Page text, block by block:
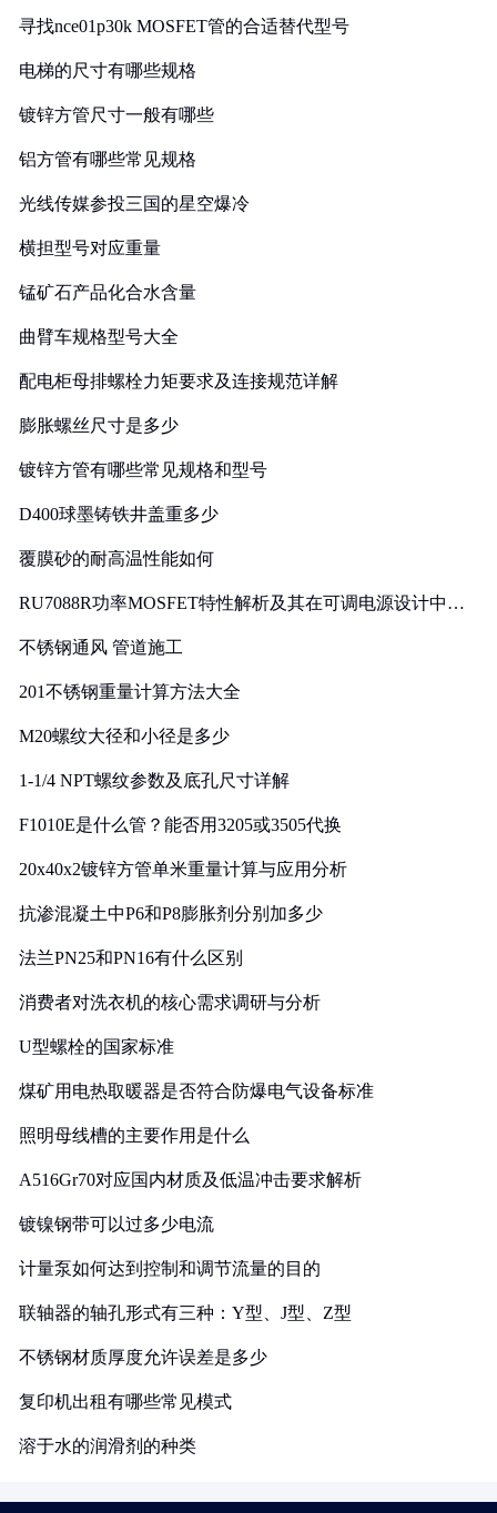
寻找nce01p30k MOSFET管的合适替代型号
电梯的尺寸有哪些规格
镀锌方管尺寸一般有哪些
铝方管有哪些常见规格
光线传媒参投三国的星空爆冷
横担型号对应重量
锰矿石产品化合水含量
曲臂车规格型号大全
配电柜母排螺栓力矩要求及连接规范详解
膨胀螺丝尺寸是多少
镀锌方管有哪些常见规格和型号
D400球墨铸铁井盖重多少
覆膜砂的耐高温性能如何
RU7088R功率MOSFET特性解析及其在可调电源设计中的
不锈钢通风 管道施工
201不锈钢重量计算方法大全
M20螺纹大径和小径是多少
1-1/4 NPT螺纹参数及底孔尺寸详解
F1010E是什么管？能否用3205或3505代换
20x40x2镀锌方管单米重量计算与应用分析
抗渗混凝土中P6和P8膨胀剂分别加多少
法兰PN25和PN16有什么区别
消费者对洗衣机的核心需求调研与分析
U型螺栓的国家标准
煤矿用电热取暖器是否符合防爆电气设备标准
照明母线槽的主要作用是什么
A516Gr70对应国内材质及低温冲击要求解析
镀镍钢带可以过多少电流
计量泵如何达到控制和调节流量的目的
联轴器的轴孔形式有三种：Y型、J型、Z型
不锈钢材质厚度允许误差是多少
复印机出租有哪些常见模式
溶于水的润滑剂的种类